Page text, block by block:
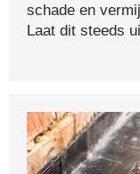
schade en
Laat dit steeds